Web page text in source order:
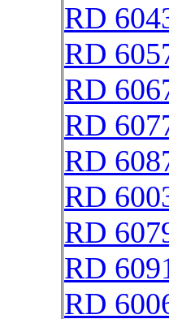
RD
RD
RD
RD
RD
RD
RD
RD
RD